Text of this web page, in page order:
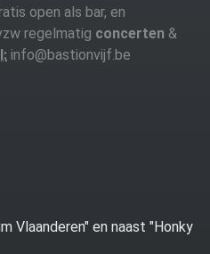
open als bar, en
regelmatig concerten &
info@bastionvijf.be
Vlaanderen" en naast "Honky